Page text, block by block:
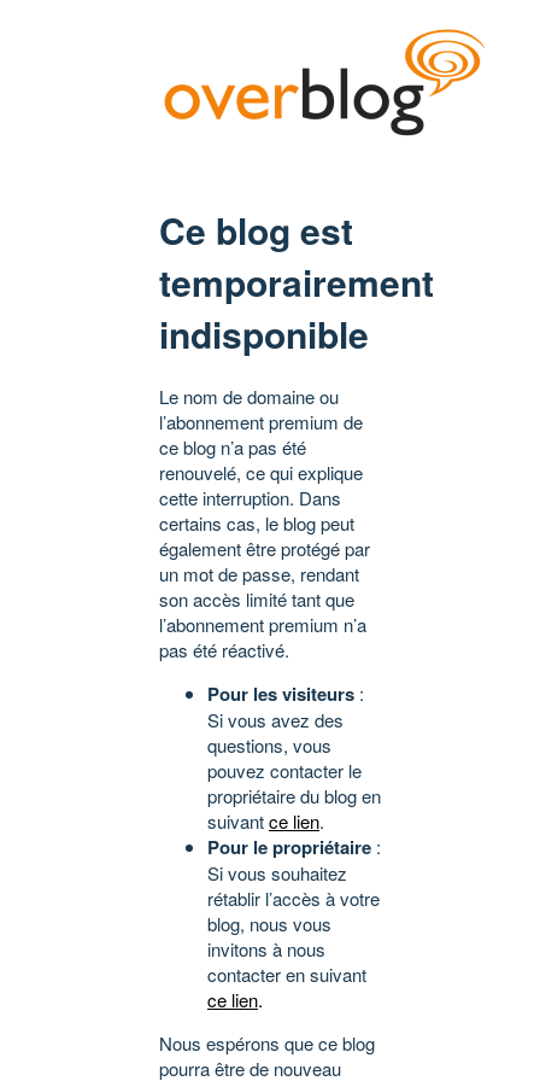
Ce blog est
temporairement
indisponible
Le nom de domaine ou
l’abonnement premium de
ce blog n’a pas été
renouvelé, ce qui explique
cette interruption. Dans
certains cas, le blog peut
également être protégé par
un mot de passe, rendant
son accès limité tant que
l’abonnement premium n’a
pas été réactivé.
Pour les visiteurs :
Si vous avez des
questions, vous
pouvez contacter le
propriétaire du blog en
suivantce lien.
Pour le propriétaire :
Si vous souhaitez
rétablir l’accès à votre
blog, nous vous
invitons à nous
contacter en suivant
ce lien.
Nous espérons que ce blog
pourra être de nouveau